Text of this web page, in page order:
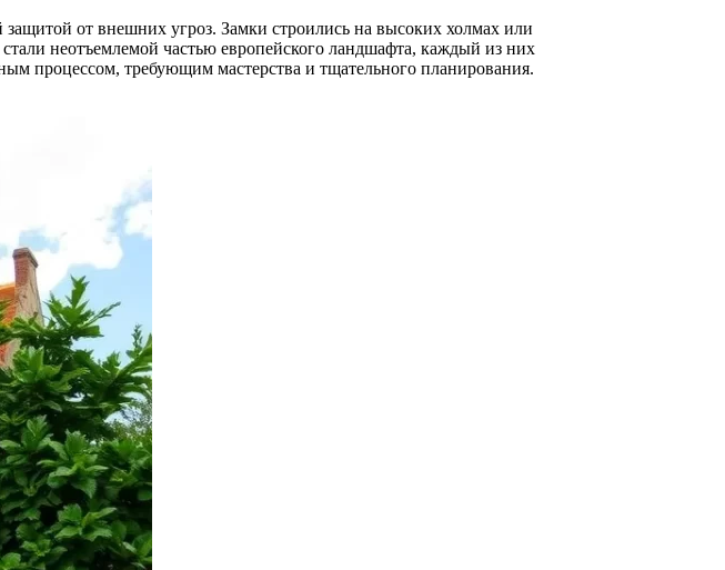
от внешних угроз. Замки строились на высоких холмах или
неотъемлемой частью европейского ландшафта, каждый из них
процессом, требующим мастерства и тщательного планирования.